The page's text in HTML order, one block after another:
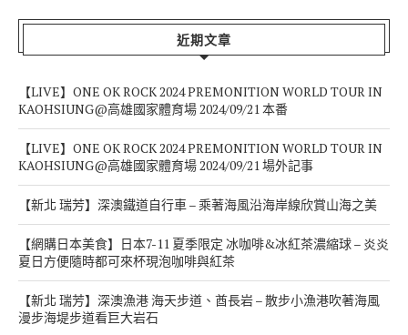
近期文章
【LIVE】ONE OK ROCK 2024 PREMONITION WORLD TOUR IN
KAOHSIUNG@高雄國家體育場 2024/09/21 本番
【LIVE】ONE OK ROCK 2024 PREMONITION WORLD TOUR IN
KAOHSIUNG@高雄國家體育場 2024/09/21 場外記事
【新北 瑞芳】深澳鐵道自行車 – 乘著海風沿海岸線欣賞山海之美
【網購日本美食】日本7-11 夏季限定 冰咖啡&冰紅茶濃縮球 – 炎炎
夏日方便隨時都可來杯現泡咖啡與紅茶
【新北 瑞芳】深澳漁港 海天步道、酋長岩 – 散步小漁港吹著海風
漫步海堤步道看巨大岩石